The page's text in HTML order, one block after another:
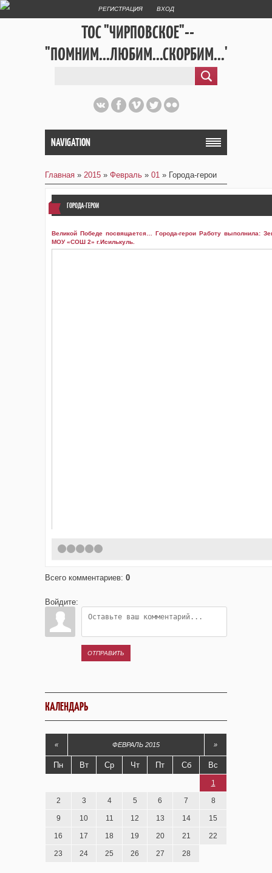
РЕГИСТРАЦИЯ ВХОД
ТОС "ЧИРПОВСКОЕ"--
"ПОМНИМ...ЛЮБИМ...СКОРБИМ..."
NAVIGATION
Главная » 2015 » Февраль » 01 » Города-герои
ГОРОДА-ГЕРОИ
Великой Победе посвящается… Города-герои Работу выполнила:
МОУ «СОШ 2» г.Исилькуль.
1 2 3 4
Всего комментариев: 0
Войдите:
ОТПРАВИТЬ
КАЛЕНДАРЬ
« ФЕВРАЛЬ 2015 »
Пн Вт Ср Чт Пт Сб Вс
1
2 3 4 5 6 7 8
9 10 11 12 13 14 15
16 17 18 19 20 21 22
23 24 25 26 27 28